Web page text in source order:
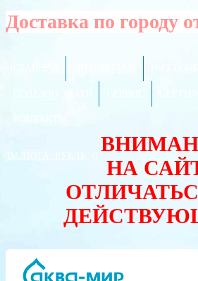
Доставка по городу
ВАЛЮТА:
НА